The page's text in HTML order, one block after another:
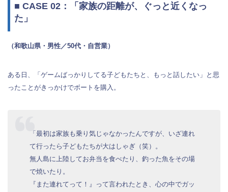
■ CASE 02：「家族の距離が、ぐっと近くなっ
た」
（和歌山県・男性／50代・自営業）
ある日、「ゲームばっかりしてる子どもたちと、もっと話したい」と思
ったことがきっかけでボートを購入。
「最初は家族も乗り気じゃなかったんですが、いざ連れ
て行ったら子どもたちが大はしゃぎ（笑）。
無人島に上陸してお弁当を食べたり、釣った魚をその場
で焼いたり。
『また連れてって！』って言われたとき、心の中でガッ